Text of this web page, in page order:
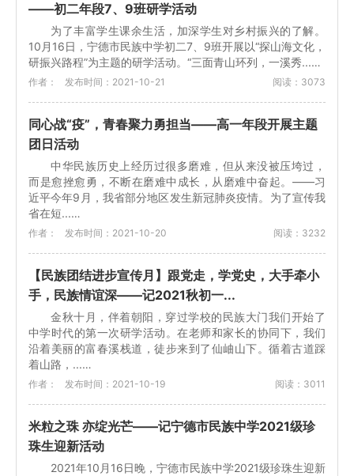
——初二年段7、9班研学活动
为了丰富学生课余生活，加深学生对乡村振兴的了解。
10月16日，宁德市民族中学初二7、9班开展以“探山海文化，
研振兴路程”为主题的研学活动。“三面青山环列，一溪秀...…
作者： 发布时间：2021-10-21 阅读：3073
同心战“疫”，青春聚力勇担当——高一年段开展主题
团日活动
中华民族历史上经历过很多磨难，但从来没被压垮过，
而是愈挫愈勇，不断在磨难中成长，从磨难中奋起。——习
近平今年9月，我省部分地区发生新冠肺炎疫情。为了宣传我
省在短...…
作者： 发布时间：2021-10-20 阅读：3232
【民族团结进步宣传月】跟党走，学党史，大手牵小
手，民族情谊深——记2021秋初一...
金秋十月，伴着朝阳，穿过学校的民族大门我们开始了
中学时代的第一次研学活动。在老师和家长的协同下，我们
沿着美丽的富春溪栈道，徒步来到了仙岫山下。循着古道踩
着山路，...…
作者： 发布时间：2021-10-19 阅读：3011
米粒之珠 亦绽光芒——记宁德市民族中学2021级珍
珠生迎新活动
2021年10月16日晚，宁德市民族中学2021级珍珠生迎新